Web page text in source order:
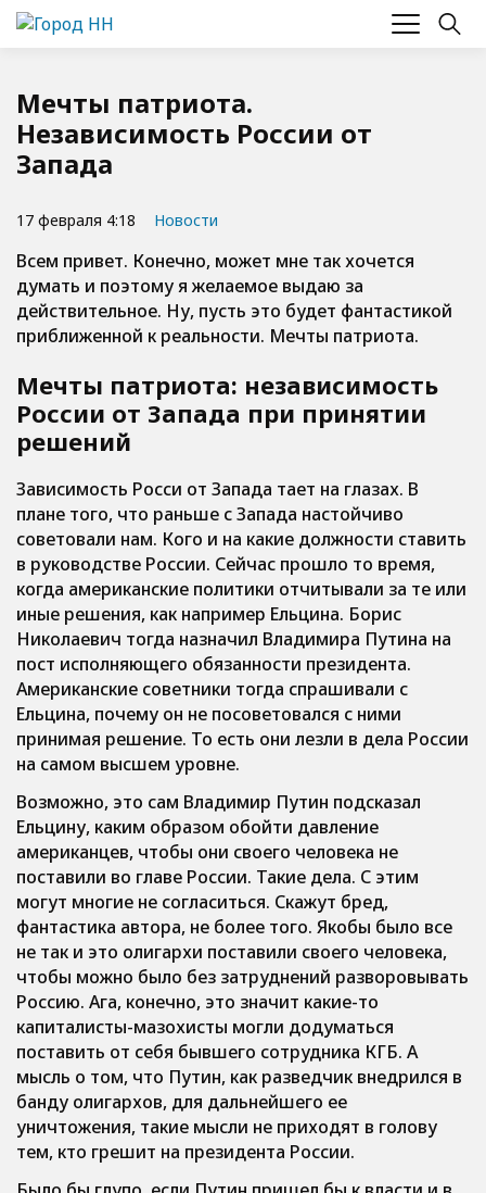
Мечты патриота.
Независимость России от
Запада
17 февраля 4:18 Новости
Всем привет. Конечно, может мне так хочется
думать и поэтому я желаемое выдаю за
действительное. Ну, пусть это будет фантастикой
приближенной к реальности. Мечты патриота.
Мечты патриота: независимость
России от Запада при принятии
решений
Зависимость Росси от Запада тает на глазах. В
плане того, что раньше с Запада настойчиво
советовали нам. Кого и на какие должности ставить
в руководстве России. Сейчас прошло то время,
когда американские политики отчитывали за те или
иные решения, как например Ельцина. Борис
Николаевич тогда назначил Владимира Путина на
пост исполняющего обязанности президента.
Американские советники тогда спрашивали с
Ельцина, почему он не посоветовался с ними
принимая решение. То есть они лезли в дела России
на самом высшем уровне.
Возможно, это сам Владимир Путин подсказал
Ельцину, каким образом обойти давление
американцев, чтобы они своего человека не
поставили во главе России. Такие дела. С этим
могут многие не согласиться. Скажут бред,
фантастика автора, не более того. Якобы было все
не так и это олигархи поставили своего человека,
чтобы можно было без затруднений разворовывать
Россию. Ага, конечно, это значит какие-то
капиталисты-мазохисты могли додуматься
поставить от себя бывшего сотрудника КГБ. А
мысль о том, что Путин, как разведчик внедрился в
банду олигархов, для дальнейшего ее
уничтожения, такие мысли не приходят в голову
тем, кто грешит на президента России.